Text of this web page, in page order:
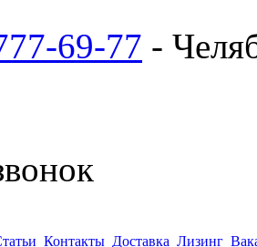
69-77 -
Контакты Доставка Лизинг